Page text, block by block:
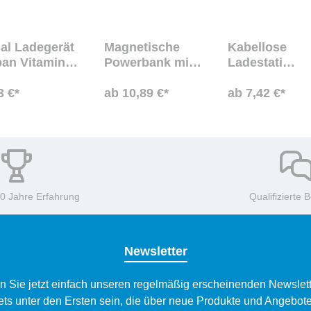
Ladegerät
Vitamin
€*
Magnetische
Powerbank mit
Firmenlogo
ab 10,89 €*
Kabellose
Ladestation
gestalten
ab 7,42 €*
Jahre Erfahrung Qualifizierte
Newsletter
Sie jetzt einfach unseren regelmäßig erscheinenden
unter den Ersten sein, die über neue Produkte und